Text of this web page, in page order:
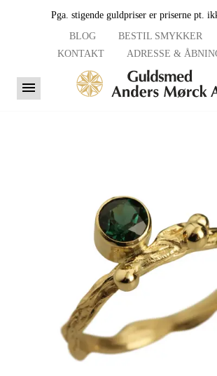
Pga. stigende guldpriser er priserne pt.
BLOG
BESTIL SMYKKER
KONTAKT
ADRESSE &